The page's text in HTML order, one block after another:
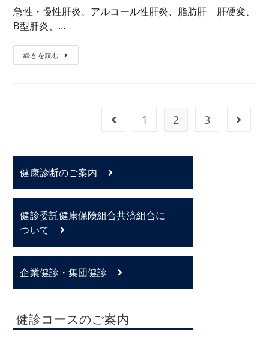
公
開
日:
カ
テ
急性・慢性肝炎、アルコール性肝炎、脂肪肝 肝硬変、
B型肝炎、…
続きを読む 肝
機
前のページヘ
1 2 3 次のペ
健康診断のご案内
健診委託健康保険組合共済組合に
ついて
企業健診・集団健診
健診コースのご案内